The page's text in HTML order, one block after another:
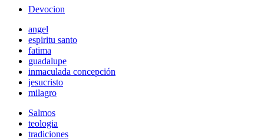
Devocion
angel
espiritu santo
fatima
guadalupe
inmaculada concepción
jesucristo
milagro
Salmos
teologia
tradiciones